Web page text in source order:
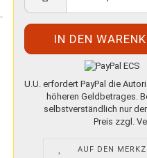
U.U. erfordert PayPal die
höheren Geldbetrages.
selbstverständlich nur
Preis zzgl.
AUF DEN